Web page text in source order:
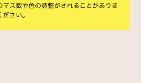
マス数や色の調整がされることがありま
さい。